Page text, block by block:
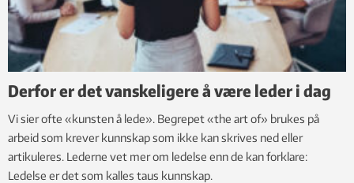
Derfor er det vanskeligere å være leder i dag
Vi sier ofte «kunsten å lede». Begrepet «the art of» brukes på
arbeid som krever kunnskap som ikke kan skrives ned eller
artikuleres. Lederne vet mer om ledelse enn de kan forklare:
Ledelse er det som kalles taus kunnskap.